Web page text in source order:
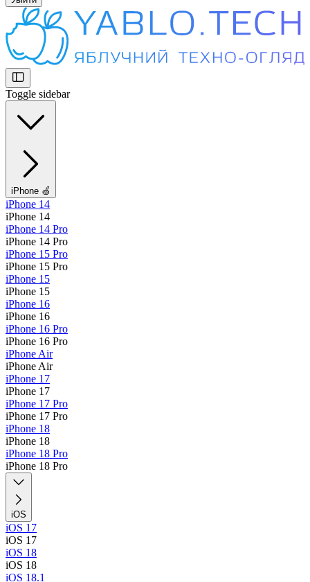
Toggle sidebar
iPhone 🍏
iPhone 14
iPhone 14
iPhone 14 Pro
iPhone 14 Pro
iPhone 15 Pro
iPhone 15 Pro
iPhone 15
iPhone 15
iPhone 16
iPhone 16
iPhone 16 Pro
iPhone 16 Pro
iPhone Air
iPhone Air
iPhone 17
iPhone 17
iPhone 17 Pro
iPhone 17 Pro
iPhone 18
iPhone 18
iPhone 18 Pro
iPhone 18 Pro
iOS
iOS 17
iOS 17
iOS 18
iOS 18
iOS 18.1